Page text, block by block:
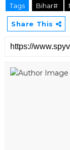
Tags Bihar#
Share This